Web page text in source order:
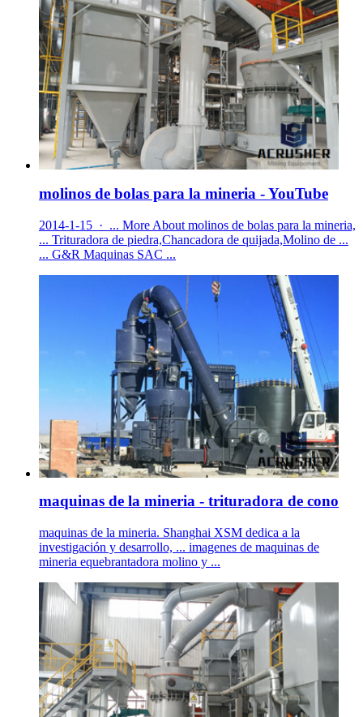
molinos de bolas para la mineria - YouTube
2014-1-15 · ... More About molinos de bolas para la mineria,
... Trituradora de piedra,Chancadora de quijada,Molino de ...
... G&R Maquinas SAC ...
maquinas de la mineria - trituradora de cono
maquinas de la mineria. Shanghai XSM dedica a la
investigación y desarrollo, ... imagenes de maquinas de
mineria equebrantadora molino y ...